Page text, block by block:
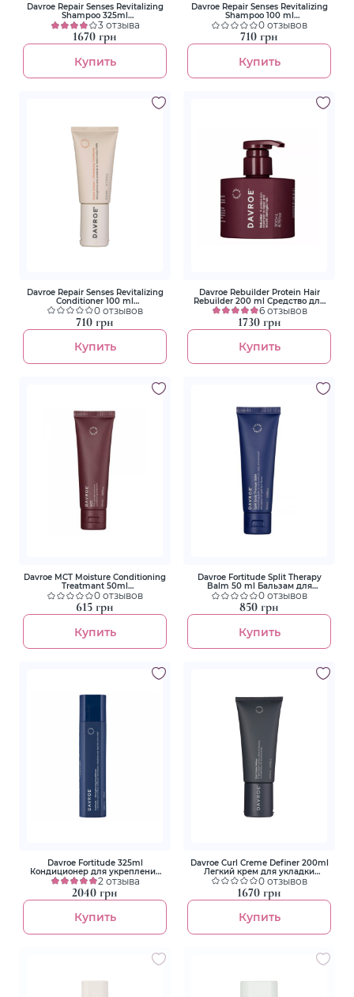
Davroe Repair Senses Revitalizing
Shampoo 325ml
Восстанавливающий шампунь
3 отзыва
1670 грн
Купить
Davroe Repair Senses Revitalizing
Shampoo 100 ml
Восстанавливающий шампунь
0 отзывов
710 грн
Купить
Davroe Repair Senses Revitalizing
Conditioner 100 ml
Восстанавливающий
кондиционер
0 отзывов
710 грн
Купить
Davroe Rebuilder Protein Hair
Rebuilder 200 ml Средство для
реконструкции волос
6 отзывов
1730 грн
Купить
Davroe MCT Moisture Conditioning
Treatmant 50ml
Кондиционирующее средство
для глубокого увлажнения волос
0 отзывов
615 грн
Купить
Davroe Fortitude Split Therapy
Balm 50 ml Бальзам для
секущихся кончиков волос
0 отзывов
850 грн
Купить
Davroe Fortitude 325ml
Кондиционер для укрепления
волос2 отзыва
2040 грн
Купить
Davroe Curl Creme Definer 200ml
Легкий крем для укладки
кудрявых волос
0 отзывов
1670 грн
Купить